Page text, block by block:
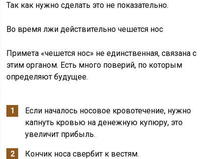
Так как нужно сделать это не показательно.
Во время лжи действительно чешется нос
Примета «чешется нос» не единственная, связана с
этим органом. Есть много поверий, по которым
определяют будущее.
Если началось носовое кровотечение, нужно
капнуть кровью на денежную купюру, это
увеличит прибыль.
Кончик носа свербит к вестям.